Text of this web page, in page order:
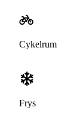
Cykelrum
Frys